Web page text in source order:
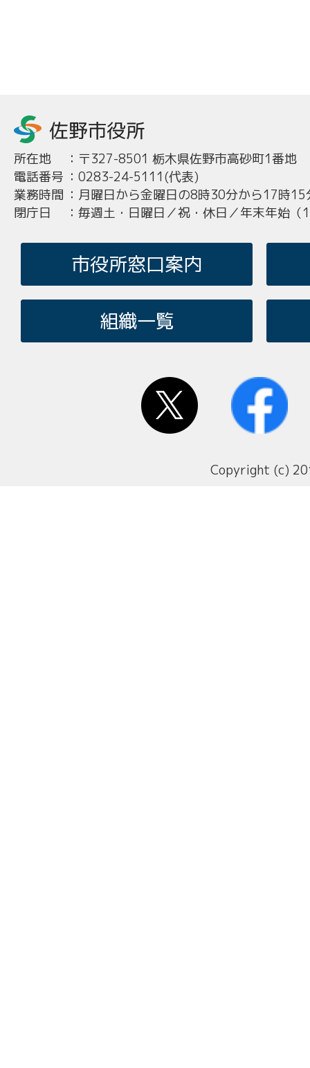
所在地 ： 〒327-8501 栃木県佐野市高砂町1番地
電話番号 ： 0283-24-5111(代表)
業務時間 ： 月曜日から金曜日の8時30分から17時15
閉庁日
： 毎週土・日曜日／祝・休日／年末年始
市役所窓口案内
組織一覧
Copyright (c)